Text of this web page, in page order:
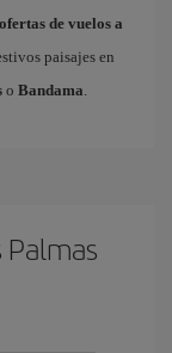
ofertas de vuelos a
paisajes en
o Bandama.